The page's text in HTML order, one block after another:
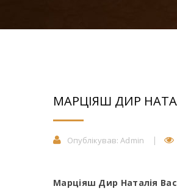
МАРЦІЯШ ДИР
Опублікував: Admin
Марціяш Дир Наталія